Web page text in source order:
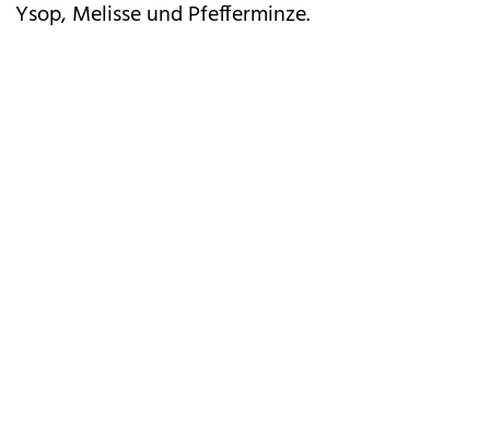
Ysop, Melisse und Pfefferminze.